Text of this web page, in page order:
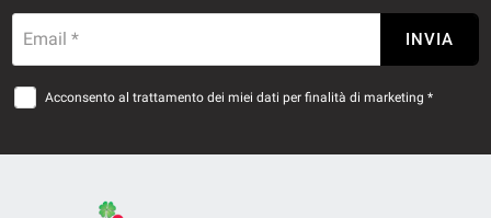
Email * INVIA
Acconsento al trattamento dei miei dati per finalità di marketing *